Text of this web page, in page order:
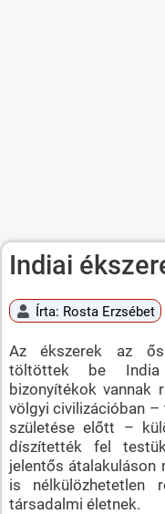
Indiai
Írta: Rosta Erzsébet
Az ékszerek az
töltöttek be India
bizonyítékok vannak
völgyi civilizációban
születése előtt –
díszítették fel
jelentős átalakuláson
is nélkülözhetetlen
társadalmi életnek.